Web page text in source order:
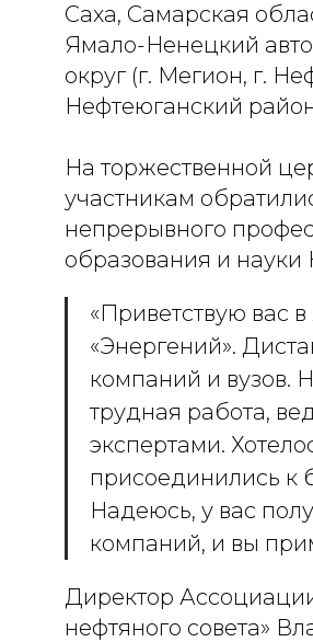
Саха, Самарская
Ямало-Ненецкий
округ (г. Мегион, г.
Нефтеюганский
На торжественной
участникам
непрерывного
образования и
«Приветствую вас
«Энергений».
компаний и вузов.
трудная работа,
экспертами.
присоединились к
Надеюсь, у вас
компаний, и вы
Директор
нефтяного совета»